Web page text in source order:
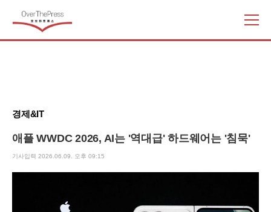
주
요
경제&IT
애플 WWDC 2026, AI는 '역대급' 하드웨어는 '침묵'
기사입력 2026.06.09. 오후 09:15